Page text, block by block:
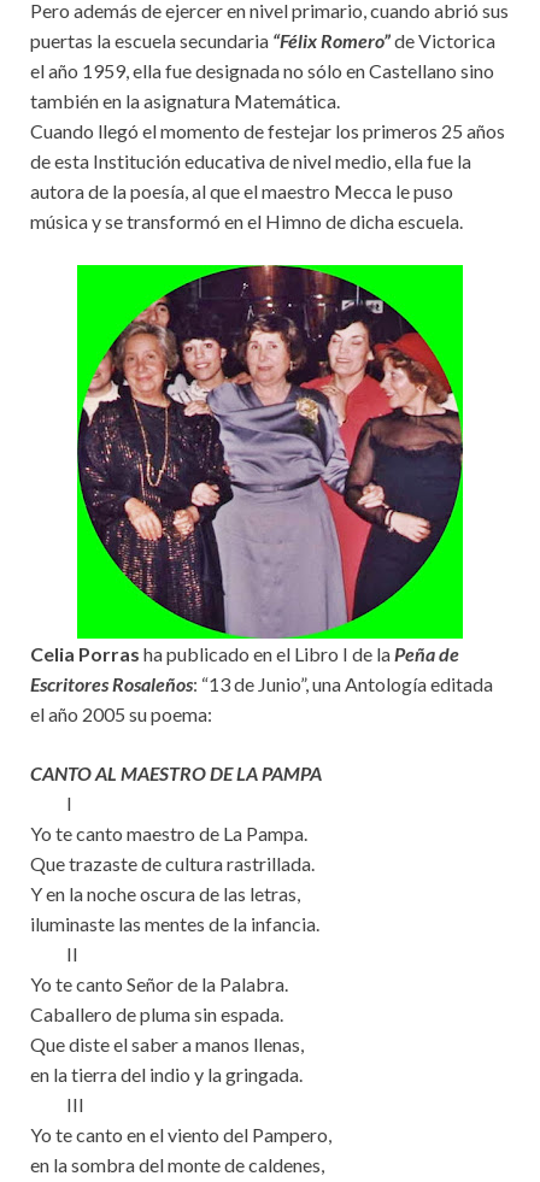
Pero además de ejercer en nivel primario, cuando abrió sus
puertas la escuela secundaria “Félix Romero”de Victorica
el año 1959, ella fue designada no sólo en Castellano sino
también en la asignatura Matemática.
Cuando llegó el momento de festejar los primeros 25 años
de esta Institución educativa de nivel medio, ella fue la
autora de la poesía, al que el maestro Mecca le puso
música y se transformó en el Himno de dicha escuela.
Celia Porras ha publicado en el Libro I de laPeña de
Escritores Rosaleños: “13 de Junio”, una Antología editada
el año 2005 su poema:
CANTO AL MAESTRO DE LA PAMPA
I
Yo te canto maestro de La Pampa.
Que trazaste de cultura rastrillada.
Y en la noche oscura de las letras,
iluminaste las mentes de la infancia.
II
Yo te canto Señor de la Palabra.
Caballero de pluma sin espada.
Que diste el saber a manos llenas,
en la tierra del indio y la gringada.
III
Yo te canto en el viento del Pampero,
en la sombra del monte de caldenes,